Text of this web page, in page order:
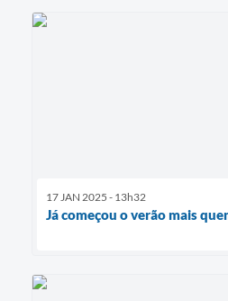
17 JAN 2025 - 13h32
Já começou o verão mais